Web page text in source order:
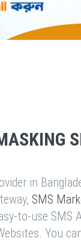
in
SMS
to-use SMS
You